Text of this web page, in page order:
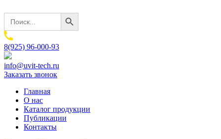
Search
for:
Search Button
8(925) 96-000-93
info@uvit-tech.ru
Заказать звонок
Главная
О нас
Каталог продукции
Публикации
Контакты